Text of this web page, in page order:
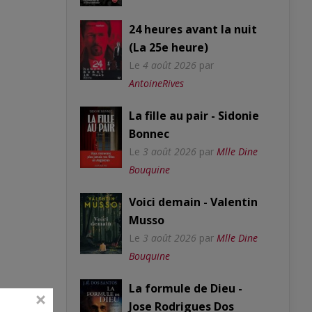
24 heures avant la nuit
(La 25e heure)
Le 4 août 2026 par
AntoineRives
La fille au pair - Sidonie
Bonnec
Le 3 août 2026 par Mlle Dine
Bouquine
Voici demain - Valentin
Musso
Le 3 août 2026 par Mlle Dine
Bouquine
La formule de Dieu -
Jose Rodrigues Dos